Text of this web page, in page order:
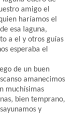
amigo el
haríamos el
esa laguna,
a el y otros guías
esperaba el
de un buen
amanecimos
muchísimas
bien temprano,
y